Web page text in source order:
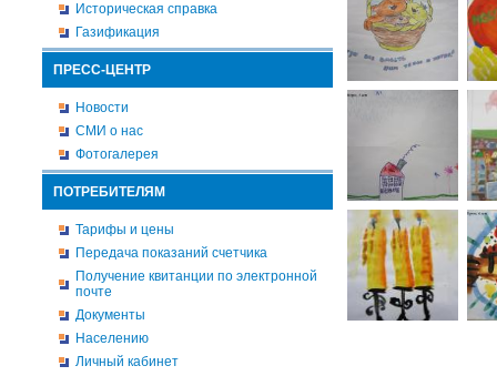
Историческая справка
Газификация
ПРЕСС-ЦЕНТР
Новости
СМИ о нас
Фотогалерея
ПОТРЕБИТЕЛЯМ
Тарифы и цены
Передача показаний счетчика
Получение квитанции по электронной
почте
Документы
Населению
Личный кабинет